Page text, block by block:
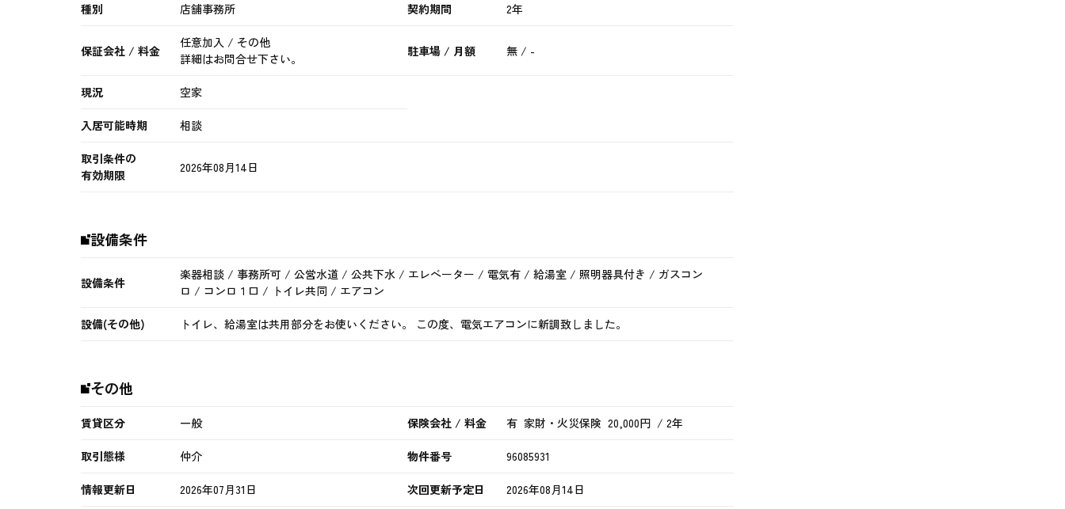
種別 店舗事務所 契約期間 2年
保証会社 / 料金
任意加入 / その他
詳細はお問合せ下さい。
駐車場 / 月額 無 / -
現況 空家
入居可能時期 相談
取引条件の
有効期限
2026年08月14日
設備条件
設備条件
楽器相談 / 事務所可 / 公営水道 / 公共下水 / エレベーター / 電気有 / 給湯室 / 照明器具付き / ガスコン
ロ / コンロ１口 / トイレ共同 / エアコン
設備(その他) トイレ、給湯室は共用部分をお使いください。 この度、電気エアコンに新調致しました。
その他
賃貸区分 一般 保険会社 / 料金 有 家財・火災保険 20,000円 / 2年
取引態様 仲介 物件番号 96085931
情報更新日 2026年07月31日 次回更新予定日 2026年08月14日